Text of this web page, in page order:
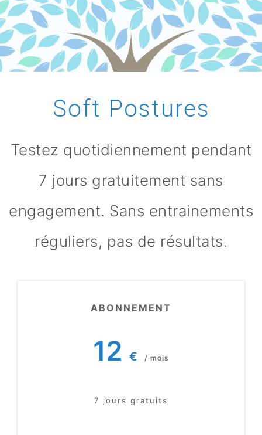
Soft Postures
Testez quotidiennement pendant
7 jours gratuitement sans
engagement. Sans entrainements
réguliers, pas de résultats.
ABONNEMENT
12 € / mois
7 jours gratuits